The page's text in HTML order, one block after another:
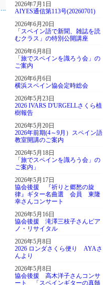
2026年7月1日
AIYES通信第113号(20260701)
2026年6月20日
「スペイン語で新聞、雑誌を読
むクラス」の特別公開講座
2026年6月8日
「旅でスペインを識ろう会」の
ご案内
2026年6月6日
横浜スペイン協会定時総会
2026年5月23日
2026 IVARS D'URGELLさくら植
樹報告
2026年5月20日
2026年前期(4～9月）スペイン語
教室開講のご案内
2026年5月18日
「旅でスペインを識ろう会」の
ご案内」
2026年5月17日
協会後援 『祈りと郷愁の旋
律』ギター名曲選 会員 東隆
幸さんコンサート
2026年5月16日
協会後援 滝澤三枝子さんピア
ノ・リサイタル
2026年5月8日
2026 ロンダさくら便り AYAさ
んより
2026年5月8日
協会後援 高木洋子さんコンサ
ート 「スペインギターの真髄